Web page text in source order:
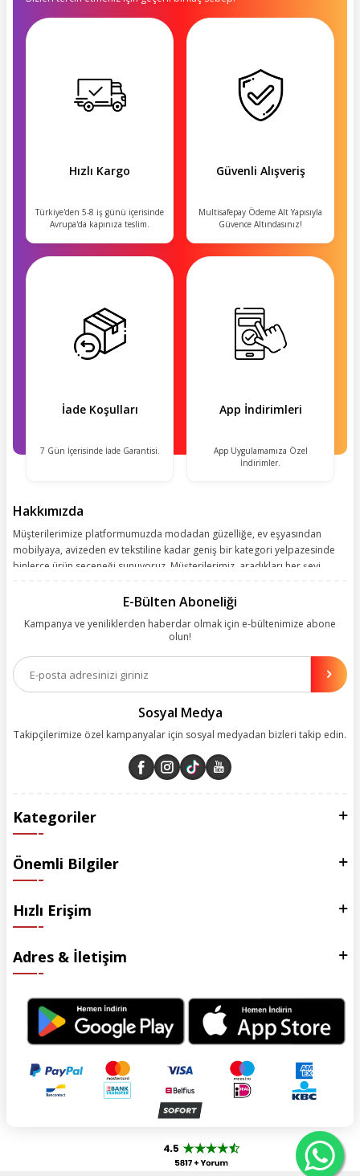
Hızlı Kargo
Türkiye'den 5-8 iş günü içerisinde
Avrupa'da kapınıza teslim.
Güvenli Alışveriş
Multisafepay Ödeme Alt Yapısıyla
Güvence Altındasınız!
İade Koşulları
7 Gün İçerisinde İade Garantisi.
App İndirimleri
App Uygulamamıza Özel
İndirimler.
Hakkımızda
Müşterilerimize platformumuzda modadan güzelliğe, ev eşyasından
mobilyaya, avizeden ev tekstiline kadar geniş bir kategori yelpazesinde
binlerce ürün seçeneği sunuyoruz. Müşterilerimiz, aradıkları her şeyi
kolay, kusursuz ve keyifli bir alışveriş yolculuğu sunarken deneyiminize
olanakları sunuyoruz. Çalışmalarımızı müşterilerimizin memnuniyetini
esas alarak yürütüyoruz.
E-Bülten Aboneliği
Kampanya ve yeniliklerden haberdar olmak için e-bültenimize abone
olun!
Sosyal Medya
Takipçilerimize özel kampanyalar için sosyal medyadan bizleri takip edin.
Kategoriler
Önemli Bilgiler
Hızlı Erişim
Adres & İletişim